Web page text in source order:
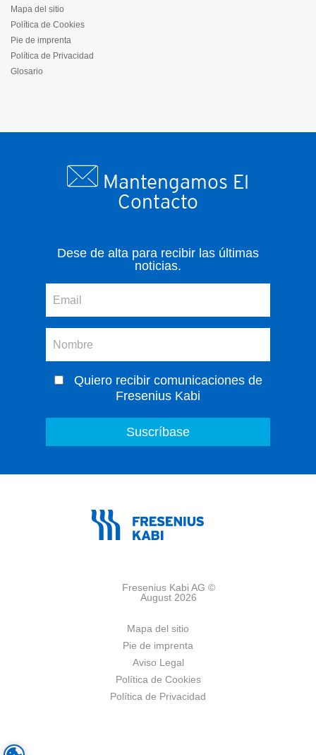
Mapa del sitio
Política de Cookies
Pie de imprenta
Política de Privacidad
Glosario
Mantengamos El
Contacto
Dese de alta para recibir las últimas
noticias.
Quiero recibir comunicaciones de
Fresenius Kabi
Fresenius Kabi AG ©
August 2026
Mapa del sitio
Pie de imprenta
Aviso Legal
Política de Cookies
Política de Privacidad